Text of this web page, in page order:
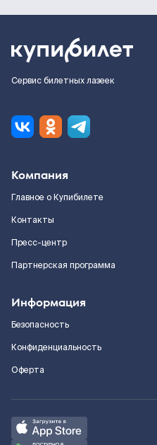
Сервис билетных лазеек
Компания
Главное о Купибилете
Контакты
Пресс-центр
Партнерская программа
Информация
Безопасность
Конфиденциальность
Оферта